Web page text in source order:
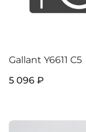
Gallant Y6611 C5
5 096 ₽